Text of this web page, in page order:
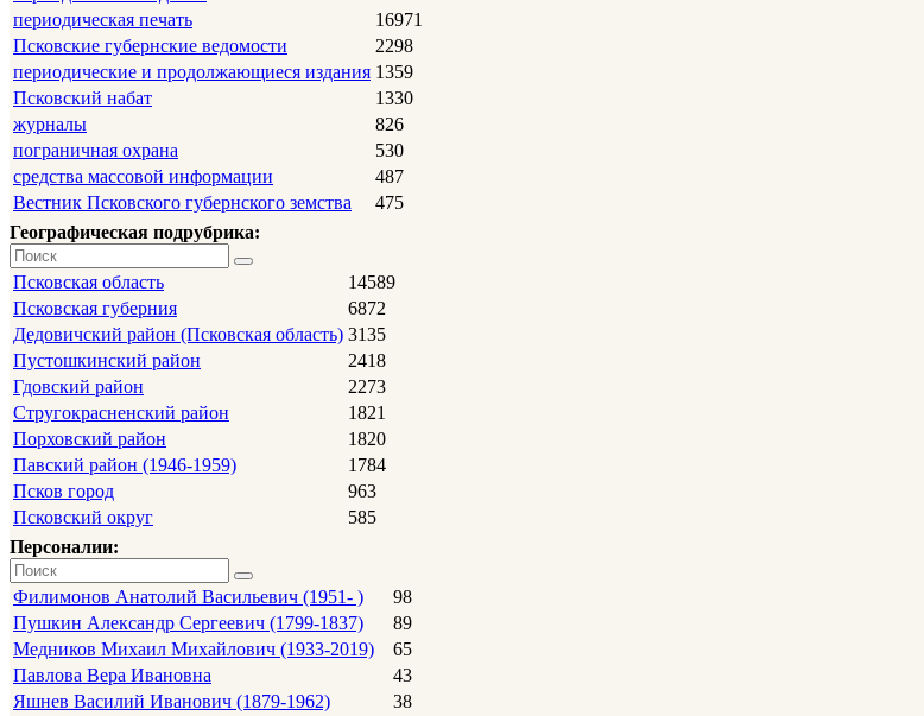
периодическая печать
16971
Псковские губернские ведомости
2298
периодические и продолжающиеся издания 1359
Псковский набат
1330
журналы
826
пограничная охрана
530
средства массовой информации
487
Вестник Псковского губернского земства
475
Географическая подрубрика:
Псковская область
14589
Псковская губерния
6872
Дедовичский район (Псковская область) 3135
Пустошкинский район
2418
Гдовский район
2273
Стругокрасненский район
1821
Порховский район
1820
Павский район (1946-1959)
1784
Псков город
963
Псковский округ
585
Персоналии:
Филимонов Анатолий Васильевич (1951- )
98
Пушкин Александр Сергеевич (1799-1837)
89
Медников Михаил Михайлович (1933-2019)
65
Павлова Вера Ивановна
43
Яшнев Василий Иванович (1879-1962)
38